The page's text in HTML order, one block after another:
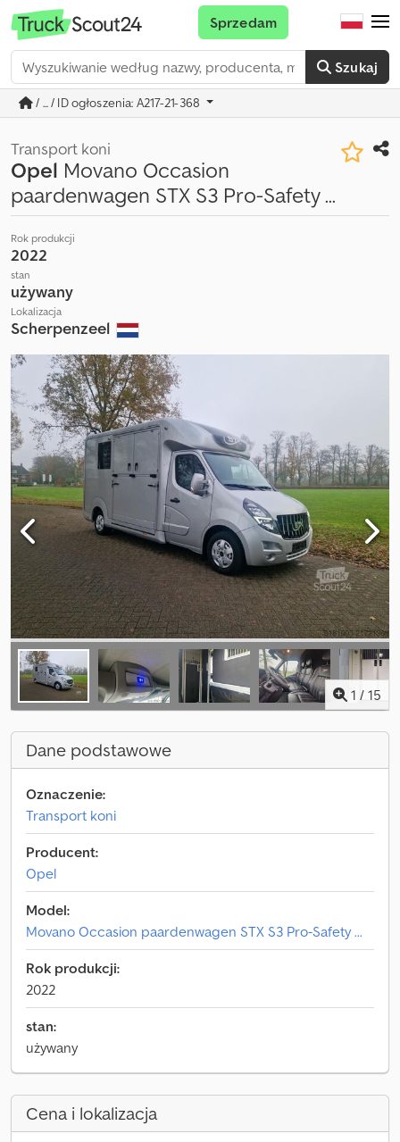
Szukaj
Sprzedam
/ ... / ID ogłoszenia: A217-21-368
Transport koni
Opel Movano Occasion
paardenwagen STX S3 Pro-Safety ...
Rok produkcji
2022
stan
używany
Lokalizacja
Scherpenzeel
1 / 15
Dane podstawowe
Oznaczenie:
Transport koni
Producent:
Opel
Model:
Movano Occasion paardenwagen STX S3 Pro-Safety ...
Rok produkcji:
2022
stan:
używany
Cena i lokalizacja